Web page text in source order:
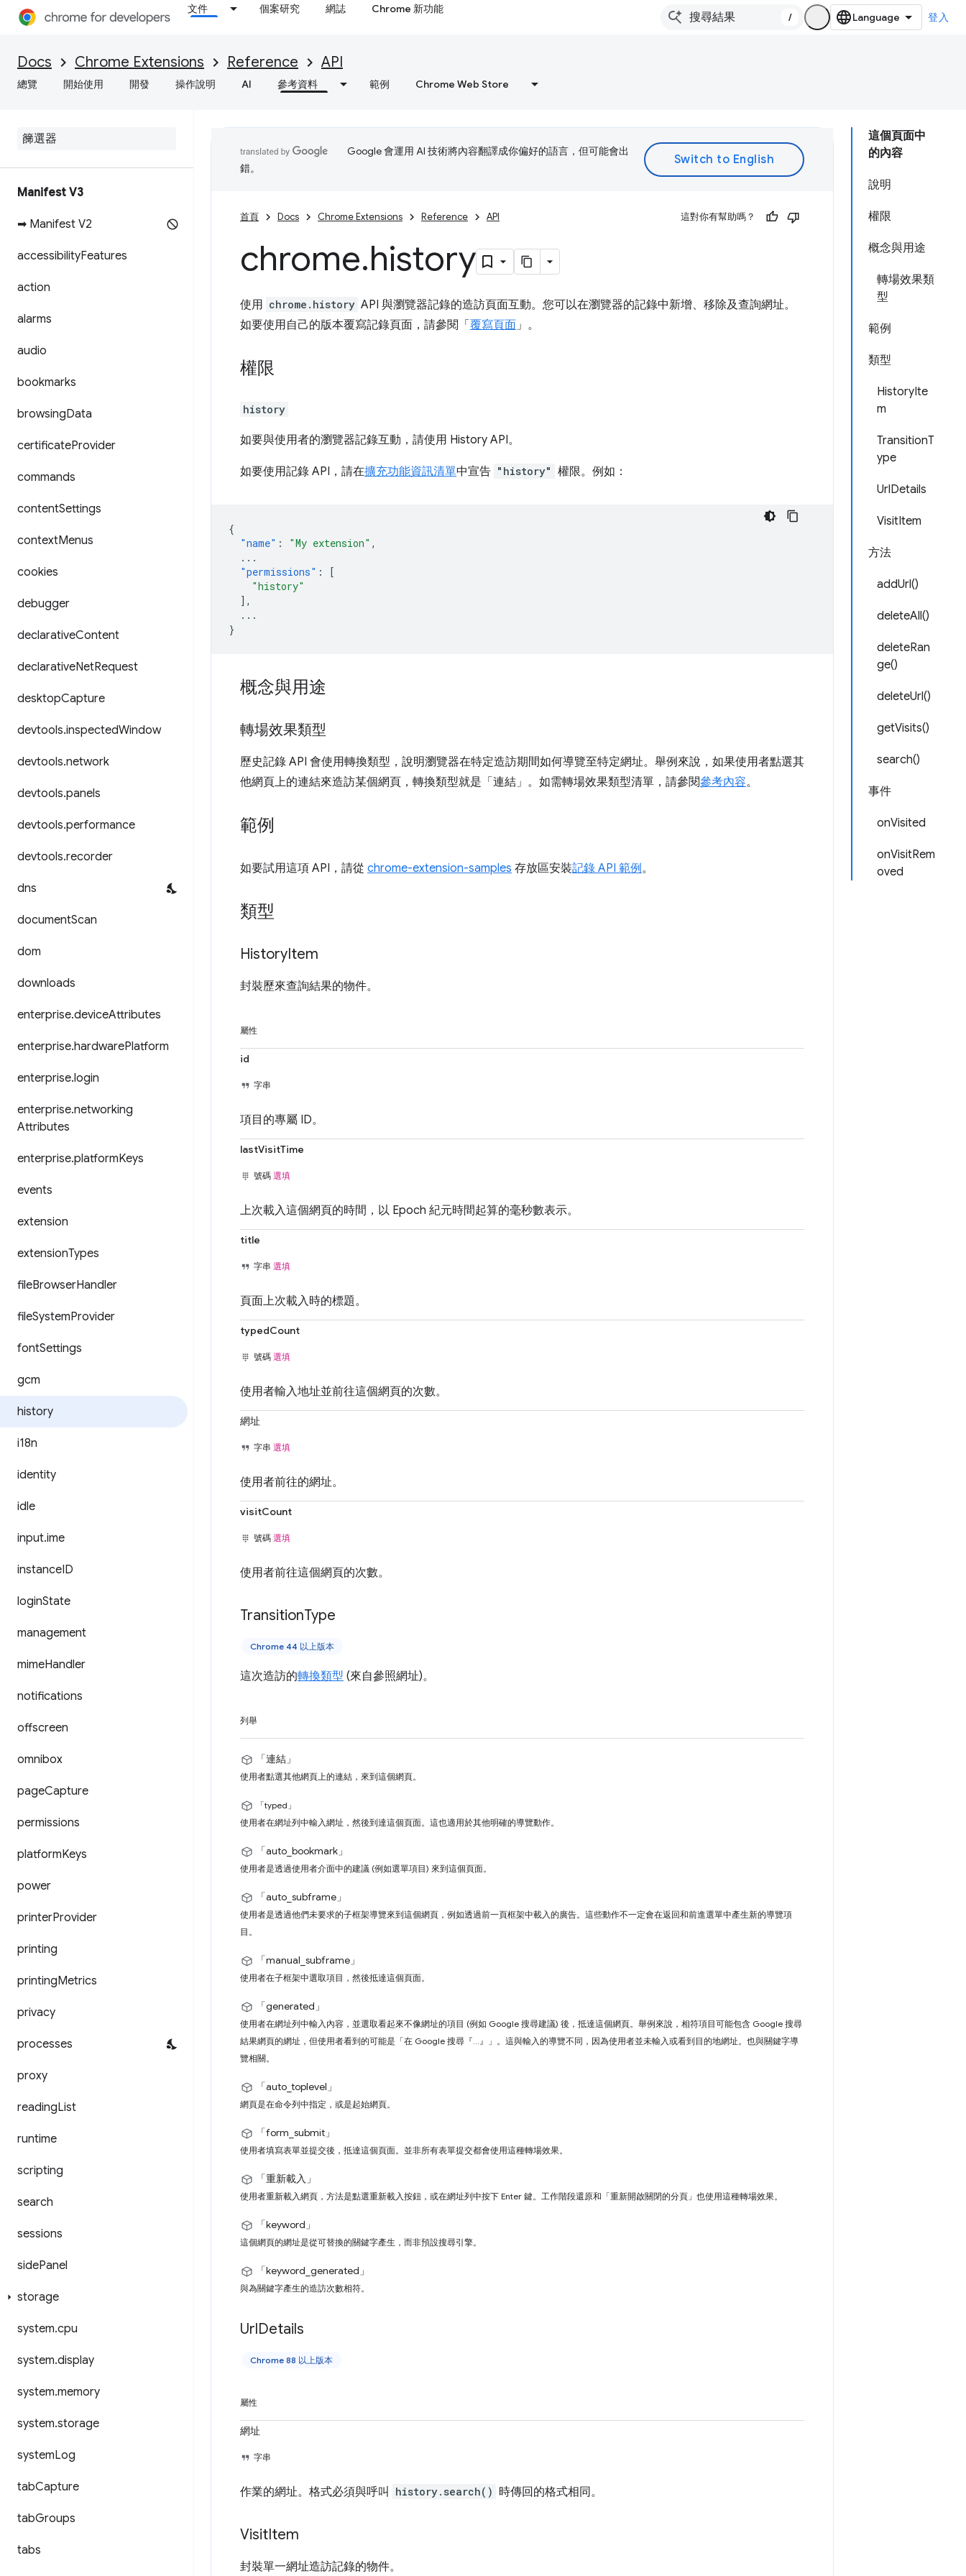
文件 個案研究 網誌 Chrome 新功能
/ 登入
Docs Chrome Extensions Reference API
總覽 開始使用 開發 操作說明 AI 參考資料 範例 Chrome Web Store
Manifest V3
➡ Manifest V2
accessibilityFeatures
action
alarms
audio
bookmarks
browsingData
certificateProvider
commands
contentSettings
contextMenus
cookies
debugger
declarativeContent
declarativeNetRequest
desktopCapture
devtools.inspectedWindow
devtools.network
devtools.panels
devtools.performance
devtools.recorder
dns
documentScan
dom
downloads
enterprise.deviceAttributes
enterprise.hardwarePlatform
enterprise.login
enterprise.networking
Attributes
enterprise.platformKeys
events
extension
extensionTypes
fileBrowserHandler
fileSystemProvider
fontSettings
gcm
history
i18n
identity
idle
input.ime
instanceID
loginState
management
mimeHandler
notifications
offscreen
omnibox
pageCapture
permissions
platformKeys
power
printerProvider
printing
printingMetrics
privacy
processes
proxy
readingList
runtime
scripting
search
sessions
sidePanel
storage
system.cpu
system.display
system.memory
system.storage
systemLog
tabCapture
tabGroups
tabs
這個頁面中
的內容
說明
權限
概念與用途
轉場效果類
型
範例
類型
HistoryIte
m
TransitionT
ype
UrlDetails
VisitItem
方法
addUrl()
deleteAll()
deleteRan
ge()
deleteUrl()
getVisits()
search()
事件
onVisited
onVisitRem
oved
Google 會運用 AI 技術將內容翻譯成你偏好的語言，但可能會出
錯。
首頁 Docs Chrome Extensions Reference API 這對你有幫助嗎？
chrome.history
使用 chrome.history API 與瀏覽器記錄的造訪頁面互動。您可以在瀏覽器的記錄中新增、移除及查詢網址。
如要使用自己的版本覆寫記錄頁面，請參閱「 覆寫頁面」。
權限
history
如要與使用者的瀏覽器記錄互動，請使用 History API。
如要使用記錄 API，請在擴充功能資訊清單中宣告 "history" 權限。例如：
{
"name" : "My extension" ,
...
"permissions" :
[
"history"
],
...
}
概念與用途
轉場效果類型
歷史記錄 API 會使用轉換類型，說明瀏覽器在特定造訪期間如何導覽至特定網址。舉例來說，如果使用者點選其
他網頁上的連結來造訪某個網頁，轉換類型就是「連結」。如需轉場效果類型清單，請參閱參考內容。
範例
如要試用這項 API，請從 chrome-extension-samples 存放區安裝記錄 API 範例。
類型
HistoryItem
封裝歷來查詢結果的物件。
屬性
id
字串
項目的專屬 ID。
lastVisitTime
號碼 選填
上次載入這個網頁的時間，以 Epoch 紀元時間起算的毫秒數表示。
title
字串 選填
頁面上次載入時的標題。
typedCount
號碼 選填
使用者輸入地址並前往這個網頁的次數。
網址
字串 選填
使用者前往的網址。
visitCount
號碼 選填
使用者前往這個網頁的次數。
TransitionType
Chrome 44 以上版本
這次造訪的轉換類型 (來自參照網址)。
列舉
「連結」
使用者點選其他網頁上的連結，來到這個網頁。
「typed」
使用者在網址列中輸入網址，然後到達這個頁面。這也適用於其他明確的導覽動作。
「auto_bookmark」
使用者是透過使用者介面中的建議 (例如選單項目) 來到這個頁面。
「auto_subframe」
使用者是透過他們未要求的子框架導覽來到這個網頁，例如透過前一頁框架中載入的廣告。這些動作不一定會在返回和前進選單中產生新的導覽項
目。
「manual_subframe」
使用者在子框架中選取項目，然後抵達這個頁面。
「generated」
使用者在網址列中輸入內容，並選取看起來不像網址的項目 (例如 Google 搜尋建議) 後，抵達這個網頁。舉例來說，相符項目可能包含 Google 搜尋
結果網頁的網址，但使用者看到的可能是「在 Google 搜尋『...』」。這與輸入的導覽不同，因為使用者並未輸入或看到目的地網址。也與關鍵字導
覽相關。
「auto_toplevel」
網頁是在命令列中指定，或是起始網頁。
「form_submit」
使用者填寫表單並提交後，抵達這個頁面。並非所有表單提交都會使用這種轉場效果。
「重新載入」
使用者重新載入網頁，方法是點選重新載入按鈕，或在網址列中按下 Enter 鍵。工作階段還原和「重新開啟關閉的分頁」也使用這種轉場效果。
「keyword」
這個網頁的網址是從可替換的關鍵字產生，而非預設搜尋引擎。
「keyword_generated」
與為關鍵字產生的造訪次數相符。
UrlDetails
Chrome 88 以上版本
屬性
網址
字串
作業的網址。格式必須與呼叫 history.search() 時傳回的格式相同。
VisitItem
封裝單一網址造訪記錄的物件。